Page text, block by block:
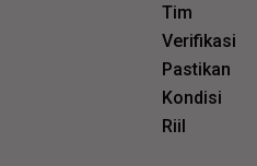
Tim
Verifikasi
Pastikan
Kondisi
Riil